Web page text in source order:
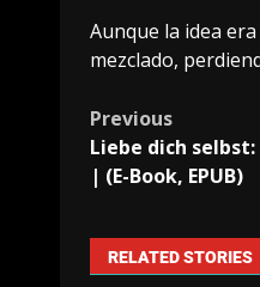
Aunque la idea
mezclado,
Previous
Liebe dich
| (E-Book, EPUB)
RELATED STORIES